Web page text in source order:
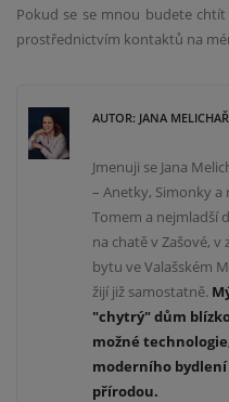
Pokud se se mnou budete
prostřednictvím kontaktů na
AUTOR: JANA
Jmenuji se Jana
– Anetky, Simonky a
Tomem a nejmladší
na chatě v Zašové, v
bytu ve Valašském
žijí již samostatně.
"chytrý" dům
možné technologie
moderního bydlení
přírodou.